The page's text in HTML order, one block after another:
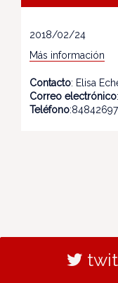
2018/02/24
Más información
Contacto: Elisa
Correo electrónico
Teléfono